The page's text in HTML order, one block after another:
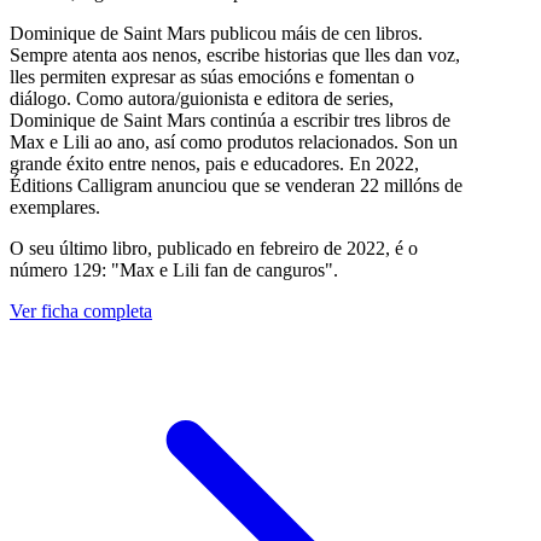
Dominique de Saint Mars publicou máis de cen libros.
Sempre atenta aos nenos, escribe historias que lles dan voz,
lles permiten expresar as súas emocións e fomentan o
diálogo. Como autora/guionista e editora de series,
Dominique de Saint Mars continúa a escribir tres libros de
Max e Lili ao ano, así como produtos relacionados. Son un
grande éxito entre nenos, pais e educadores. En 2022,
Éditions Calligram anunciou que se venderan 22 millóns de
exemplares.
O seu último libro, publicado en febreiro de 2022, é o
número 129: "Max e Lili fan de canguros".
Ver ficha completa